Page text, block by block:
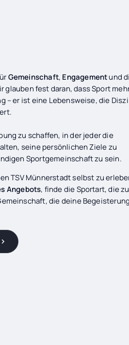
Gemeinschaft, Engagementund
glauben fest daran, dass Sport
– er ist eine Lebensweise, die
zu schaffen, in der jeder die
seine persönlichen Ziele zu
Sportgemeinschaft zu sein.
TSV Münnerstadt selbst zu
Angebots, finde die Sportart, die
die deine